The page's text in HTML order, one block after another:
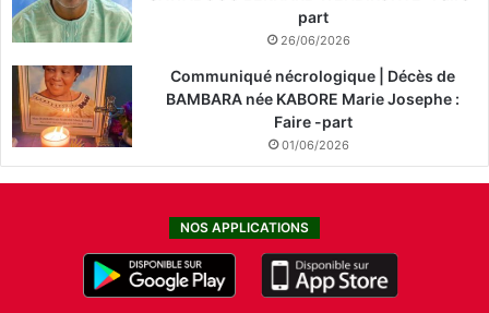
part
26/06/2026
Communiqué nécrologique | Décès de
BAMBARA née KABORE Marie Josephe :
Faire -part
01/06/2026
NOS APPLICATIONS